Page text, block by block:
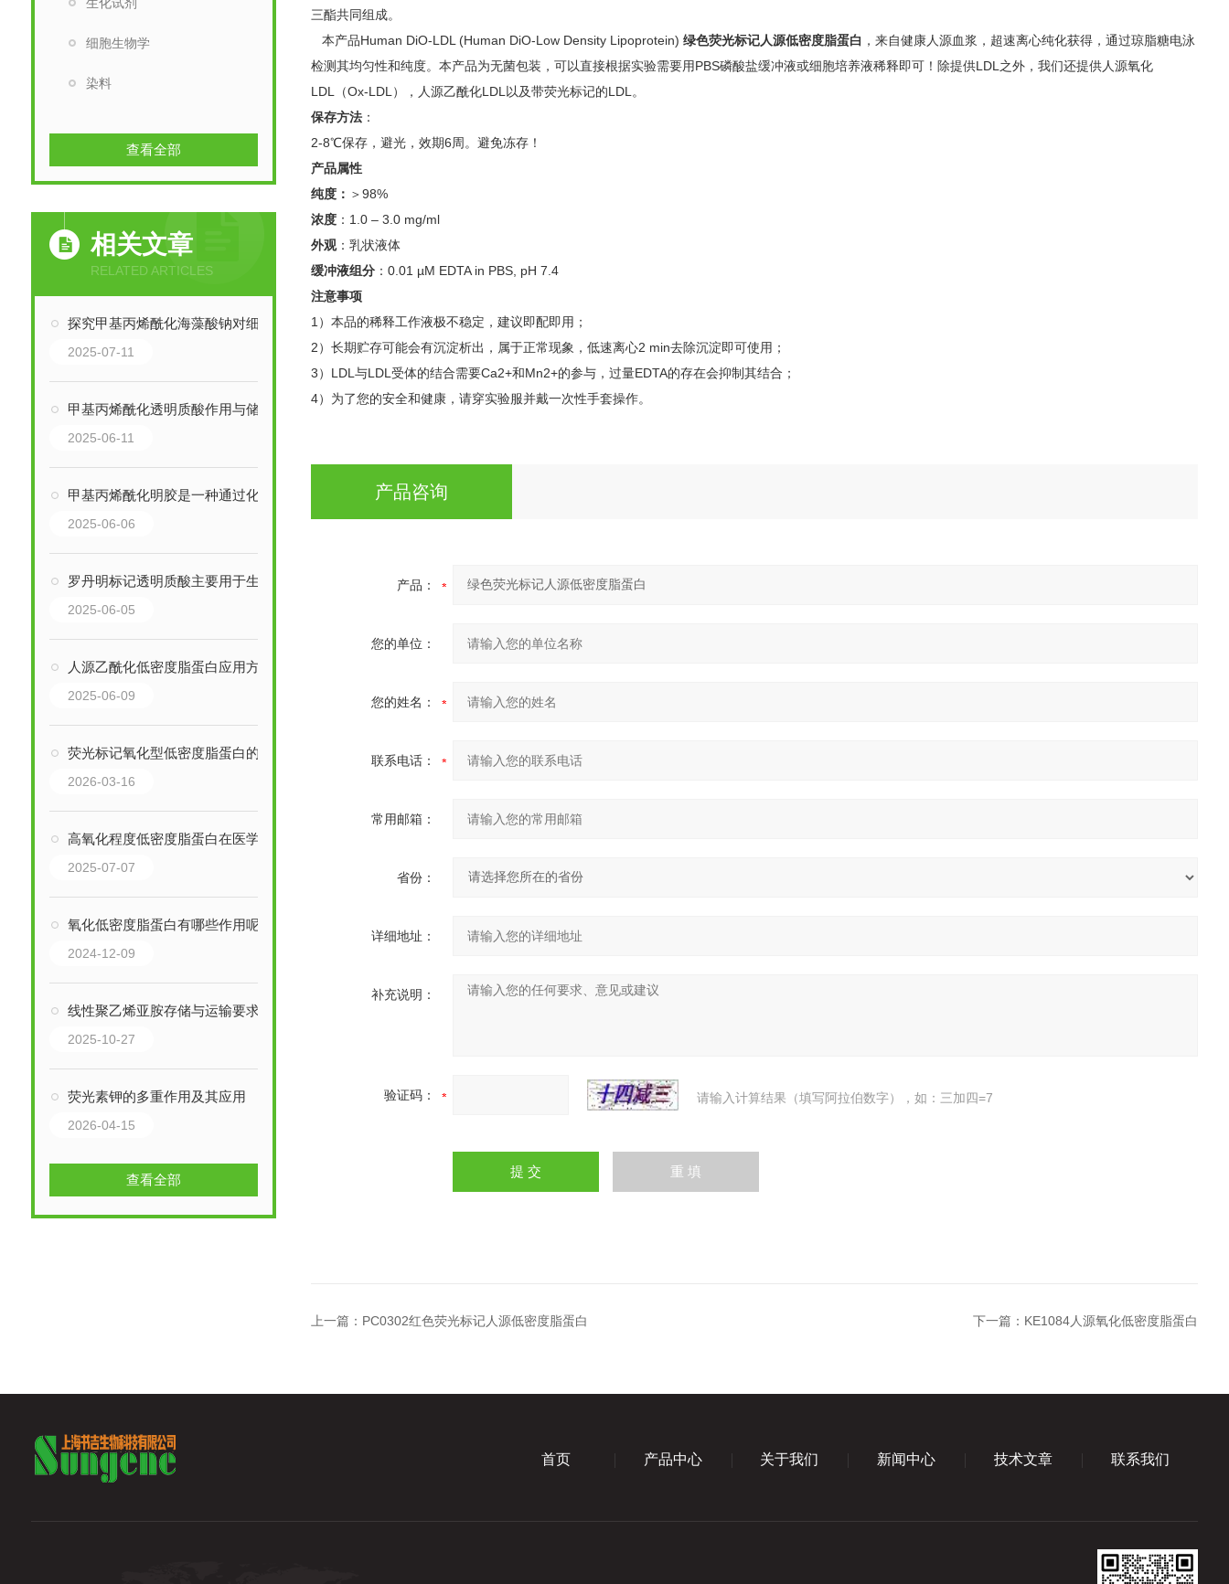
细胞生物学
染料
查看全部
相关文章
RELATED ARTICLES
探究甲基丙烯酰化海藻酸钠对细胞相容性的影响
2025-07-11
甲基丙烯酰化透明质酸作用与储存要求
2025-06-11
甲基丙烯酰化明胶是一种通过化学改性得到的功能性生物材料
2025-06-06
罗丹明标记透明质酸主要用于生物成像和识别
2025-06-05
人源乙酰化低密度脂蛋白应用方向分析
2025-06-09
荧光标记氧化型低密度脂蛋白的作用体现在哪些方面
2026-03-16
高氧化程度低密度脂蛋白在医学和科研领域有多种重要应用
2025-07-07
氧化低密度脂蛋白有哪些作用呢?
2024-12-09
线性聚乙烯亚胺存储与运输要求
2025-10-27
荧光素钾的多重作用及其应用
2026-04-15
查看全部
三酯共同组成。
本产品Human DiO-LDL (Human DiO-Low Density Lipoprotein)绿色荧光标记人源低密度脂蛋白 ，来自健康人源血浆，超速离心纯化获得，通过琼脂糖电泳
检测其均匀性和纯度。本产品为无菌包装，可以直接根据实验需要用PBS磷酸盐缓冲液或细胞培养液稀释即可！除提供LDL之外，我们还提供人源氧化
LDL（Ox-LDL），人源乙酰化LDL以及带荧光标记的LDL。
保存方法 ：
2-8℃保存，避光，效期6周。避免冻存！
产品属性
纯度： ＞98%
浓度 ：1.0 – 3.0 mg/ml
外观：乳状液体
缓冲液组分 ：0.01 µM EDTA in PBS, pH 7.4
注意事项
1）本品的稀释工作液极不稳定，建议即配即用；
2）长期贮存可能会有沉淀析出，属于正常现象，低速离心2 min去除沉淀即可使用；
3）LDL与LDL受体的结合需要Ca2+和Mn2+的参与，过量EDTA的存在会抑制其结合；
4）为了您的安全和健康，请穿实验服并戴一次性手套操作。
产品咨询
产品：
您的单位：
您的姓名：
联系电话：
常用邮箱：
省份：
详细地址：
补充说明：
验证码： 请输入计算结果（填写阿拉伯数字），如：三加四=7
上一篇： PC0302红色荧光标记人源低密度脂蛋白 下一篇： KE1084人源氧化低密度脂蛋白
首页 产品中心 关于我们 新闻中心 技术文章 联系我们